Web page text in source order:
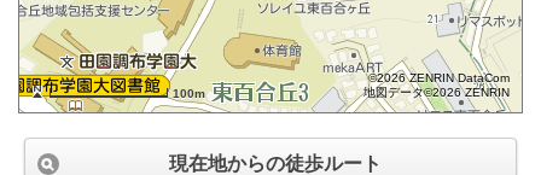
100m
©2026 ZENRIN DataCom
地図データ©2026 ZENRIN
現在地からの徒歩ルート